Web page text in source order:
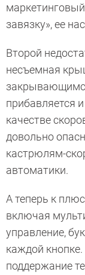
завязку», ее
Второй
несъемная
прибавляется
качестве
довольно
кастрюлям-
автоматики.
А теперь к
включая
управление,
каждой
поддержание